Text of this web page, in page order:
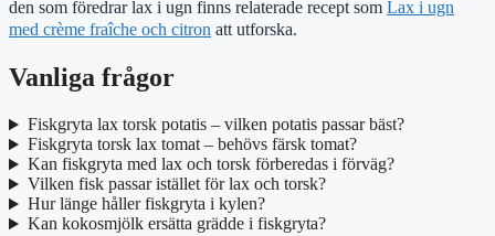
den som föredrar lax i ugn finns relaterade recept som Lax i ugn
med crème fraîche och citron att utforska.
Vanliga frågor
Fiskgryta lax torsk potatis – vilken potatis passar bäst?
Fiskgryta torsk lax tomat – behövs färsk tomat?
Kan fiskgryta med lax och torsk förberedas i förväg?
Vilken fisk passar istället för lax och torsk?
Hur länge håller fiskgryta i kylen?
Kan kokosmjölk ersätta grädde i fiskgryta?